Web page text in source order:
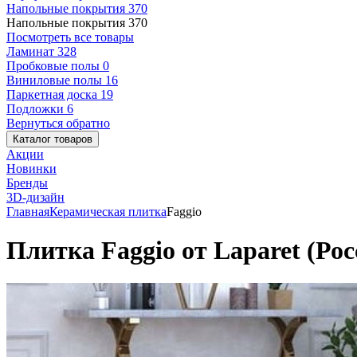
Напольные покрытия 370
Напольные покрытия 370
Посмотреть все товары
Ламинат 328
Пробковые полы 0
Виниловые полы 16
Паркетная доска 19
Подложки 6
Вернуться обратно
Каталог товаров
Акции
Новинки
Бренды
3D-дизайн
ГлавнаяКерамическая плиткаFaggio
Плитка Faggio от Laparet